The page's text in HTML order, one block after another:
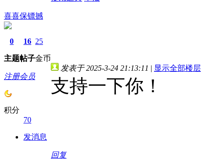
喜喜保镖撼
0
主题
16
帖子
25
金币
注册会员
积分
70
发消息
发表于 2025-3-24 21:13:11 | 显示全部楼层
支持一下你！
回复